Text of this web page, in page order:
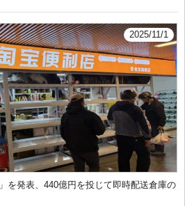
2025/11/1
を発表、440億円を投じて即時配送倉庫の